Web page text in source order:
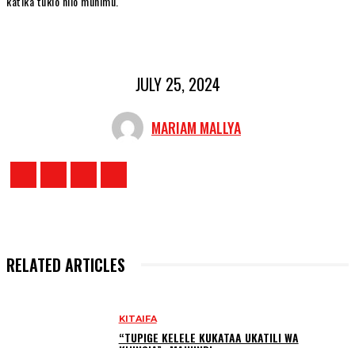
JULY 25, 2024
MARIAM MALLYA
RELATED ARTICLES
KITAIFA
“TUPIGE KELELE KUKATAA UKATILI WA